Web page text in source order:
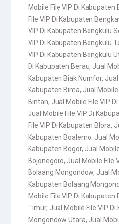
Mobile File VIP Di Kabupaten
File VIP Di Kabupaten
VIP Di Kabupaten Bengkulu
VIP Di Kabupaten Bengkulu
VIP Di Kabupaten Bengkulu
Di Kabupaten Berau, Jual
Kabupaten Biak Numfor, Jual
Kabupaten Bima, Jual Mobile
Bintan, Jual Mobile File VIP
Jual Mobile File VIP Di
File VIP Di Kabupaten Blora,
Kabupaten Boalemo, Jual
Kabupaten Bogor, Jual
Bojonegoro, Jual Mobile File
Bolaang Mongondow, Jual
Kabupaten Bolaang
Mobile File VIP Di
Timur, Jual Mobile File VIP
Mongondow Utara, Jual